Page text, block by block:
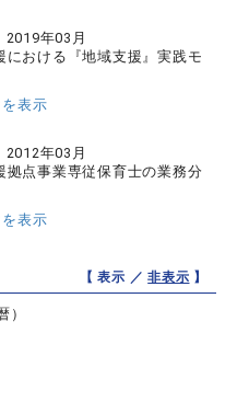
年03月
における『地域支援』実践モ
表示
年03月
拠点事業専従保育士の業務分
表示
【 表示 ／非表示 】
）